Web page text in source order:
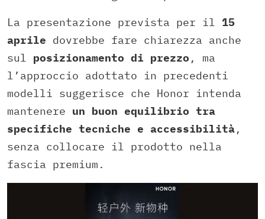
La presentazione prevista per il 15
aprile dovrebbe fare chiarezza anche
sul posizionamento di prezzo , ma
l’approccio adottato in precedenti
modelli suggerisce che Honor intenda
mantenere un buon equilibrio tra
specifiche tecniche e accessibilità,
senza collocare il prodotto nella
fascia premium.